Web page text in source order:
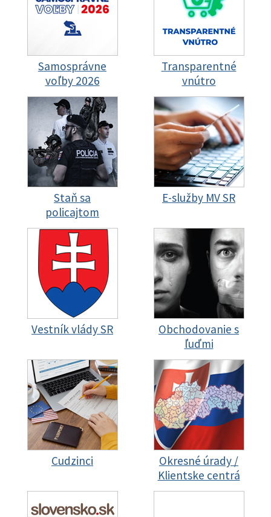
Samosprávne
voľby 2026
Transparentné
vnútro
Staň sa
policajtom
E-služby MV SR
Vestník vlády SR
Obchodovanie s
ľuďmi
Cudzinci
Okresné úrady /
Klientske centrá